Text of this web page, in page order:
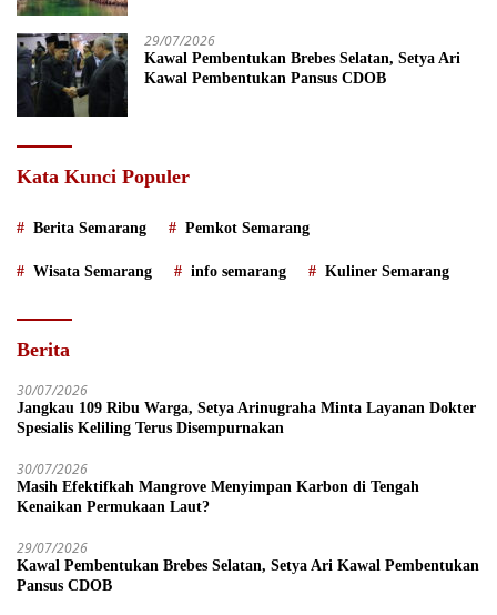
29/07/2026
Kawal Pembentukan Brebes Selatan, Setya Ari
Kawal Pembentukan Pansus CDOB
Kata Kunci Populer
Berita Semarang Pemkot Semarang
Wisata Semarang info semarang Kuliner Semarang
Berita
30/07/2026
Jangkau 109 Ribu Warga, Setya Arinugraha Minta Layanan Dokter
Spesialis Keliling Terus Disempurnakan
30/07/2026
Masih Efektifkah Mangrove Menyimpan Karbon di Tengah
Kenaikan Permukaan Laut?
29/07/2026
Kawal Pembentukan Brebes Selatan, Setya Ari Kawal Pembentukan
Pansus CDOB